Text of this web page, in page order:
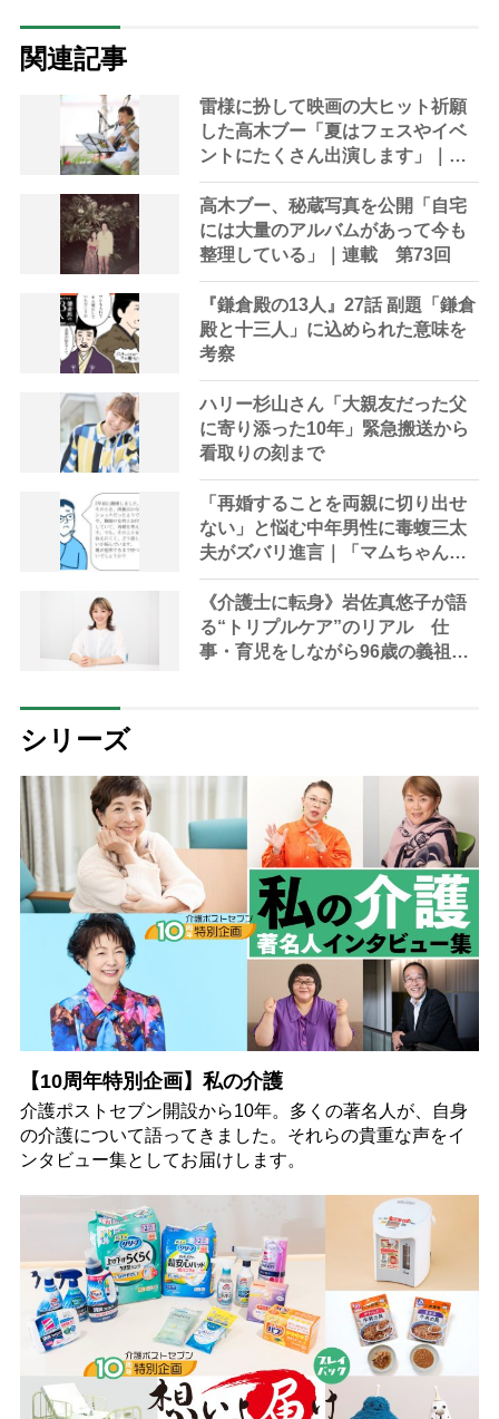
関連記事
雷様に扮して映画の大ヒット祈願
した高木ブー「夏はフェスやイベ
ントにたくさん出演します」｜連
載：第72回
高木ブー、秘蔵写真を公開「自宅
には大量のアルバムがあって今も
整理している」｜連載 第73回
『鎌倉殿の13人』27話 副題「鎌倉
殿と十三人」に込められた意味を
考察
ハリー杉山さん「大親友だった父
に寄り添った10年」緊急搬送から
看取りの刻まで
「再婚することを両親に切り出せ
ない」と悩む中年男性に毒蝮三太
夫がズバリ進言｜「マムちゃんの
毒入り相談室」第31回
《介護士に転身》岩佐真悠子が語
る“トリプルケア”のリアル 仕
事・育児をしながら96歳の義祖母
シリーズ
【10周年特別企画】私の介護
介護ポストセブン開設から10年。多くの著名人が、自身
の介護について語ってきました。それらの貴重な声をイ
ンタビュー集としてお届けします。